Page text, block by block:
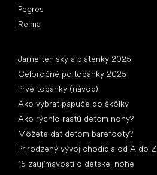
Pegres
Reima
Jarné tenisky a plátenky 2025
Celoročné poltopánky 2025
Prvé topánky (návod)
Ako vybrať papuče do škôlky
Ako rýchlo rastú deťom nohy?
Môžete dať deťom barefooty?
Prirodzený vývoj chodidla od A do Z
15 zaujímavostí o detskej nohe